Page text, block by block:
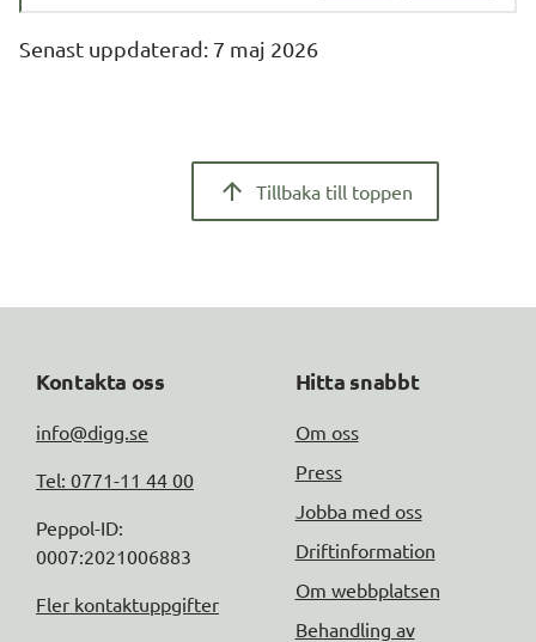
Senast uppdaterad: 7 maj 2026
Tillbaka till toppen
Kontakta oss
info@digg.se
Tel: 0771-11 44 00
Peppol-ID:
0007:2021006883
Fler kontaktuppgifter
Hitta snabbt
Om oss
Press
Jobba med oss
Driftinformation
Om webbplatsen
Behandling av